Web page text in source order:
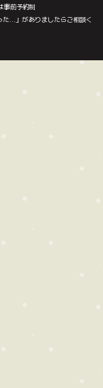
前予約制
…」がありましたらご相談く